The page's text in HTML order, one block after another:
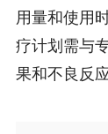
用量和使用
疗计划需与
果和不良反